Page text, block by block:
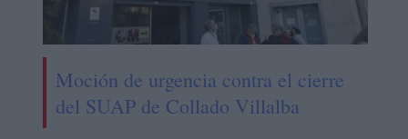
Moción de urgencia contra el cierre
del SUAP de Collado Villalba